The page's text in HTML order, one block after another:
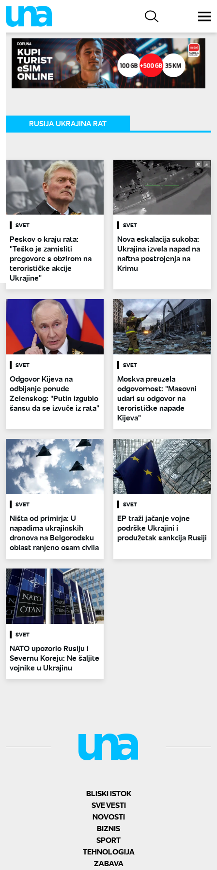
RUSIJA UKRAJINA RAT
SVET
Peskov o kraju rata:
"Teško je zamisliti
pregovore s obzirom na
terorističke akcije
Ukrajine"
SVET
Nova eskalacija sukoba:
Ukrajina izvela napad na
naftna postrojenja na
Krimu
SVET
Odgovor Kijeva na
odbijanje ponude
Zelenskog: "Putin izgubio
šansu da se izvuče iz rata"
SVET
Moskva preuzela
odgovornost: "Masovni
udari su odgovor na
terorističke napade
Kijeva"
SVET
Ništa od primirja: U
napadima ukrajinskih
dronova na Belgorodsku
oblast ranjeno osam civila
SVET
EP traži jačanje vojne
podrške Ukrajini i
produžetak sankcija Rusiji
SVET
NATO upozorio Rusiju i
Severnu Koreju: Ne šaljite
vojnike u Ukrajinu
BLISKI ISTOK
SVE VESTI
NOVOSTI
BIZNIS
SPORT
TEHNOLOGIJA
ZABAVA